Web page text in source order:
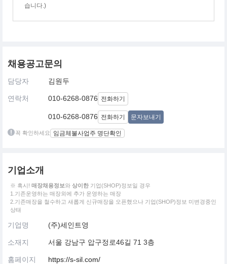
습니다.)
채용공고문의
담당자 김원두
연락처 010-6268-0876 전화하기
010-6268-0876 전화하기 문자보내기
꼭 확인하세요 임금체불사업주 명단확인
기업소개
※ 혹시! 매장채용정보와 상이한 기업(SHOP)정보일 경우
1.기존운영하는 매장외에 추가 운영하는 매장
2.기존매장을 철수하고 새롭게 신규매장을 오픈했으나 기업(SHOP)정보 미변경중인
상태
기업명 (주)세인트영
소재지 서울 강남구 압구정로46길 71 3층
홈페이지 https://s-sil.com/